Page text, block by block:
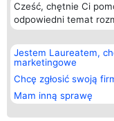
Cześć, chętnie Ci
odpowiedni temat
Jestem Laureatem,
marketingowe
Chcę zgłosić swoją
Mam inną sprawę
Organizator plebiscytu
Bright Side Solutions sp. z o.
o. sp. k.
Wrocław 50-079
KRS 0000749100 | Regon
381313360 | NIP 8943132676
+48 508 492 400